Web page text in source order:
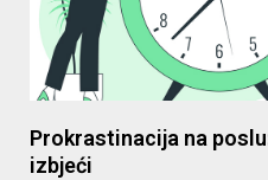
Prokrastinacija na
izbjeći